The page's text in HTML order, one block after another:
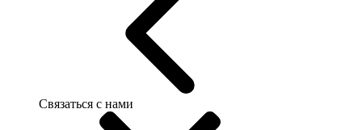
Связаться с нами